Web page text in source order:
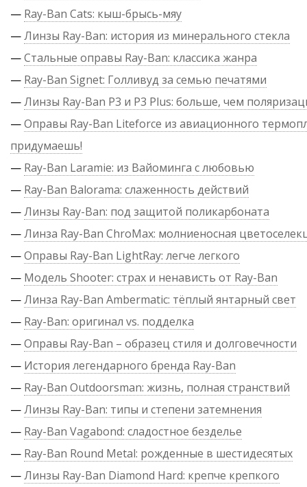
— Ray-Ban Cats: кыш-брысь-мяу
—Линзы Ray-Ban: история из минерального стекла
—Стальные оправы Ray-Ban: классика жанра
— Ray-Ban Signet: Голливуд за семью печатями
—Линзы Ray-Ban P3 и P3 Plus: больше, чем
—Оправы Ray-Ban Liteforce из авиационного
придумаешь!
— Ray-Ban Laramie: из Вайоминга с любовью
— Ray-Ban Balorama: слаженность действий
—Линзы Ray-Ban: под защитой поликарбоната
—Линза Ray-Ban ChroMax: молниеносная
—Оправы Ray-Ban LightRay: легче легкого
— Модель Shooter: страх и ненависть от Ray-Ban
—Линза Ray-Ban Ambermatic: тёплый янтарный свет
— Ray-Ban: оригинал vs. подделка
—Оправы Ray-Ban – образец стиля и долговечности
— История легендарного бренда Ray-Ban
— Ray-Ban Outdoorsman: жизнь, полная странствий
—Линзы Ray-Ban: типы и степени затемнения
— Ray-Ban Vagabond: сладостное безделье
— Ray-Ban Round Metal: рожденные в шестидесятых
—Линзы Ray-Ban Diamond Hard: крепче крепкого